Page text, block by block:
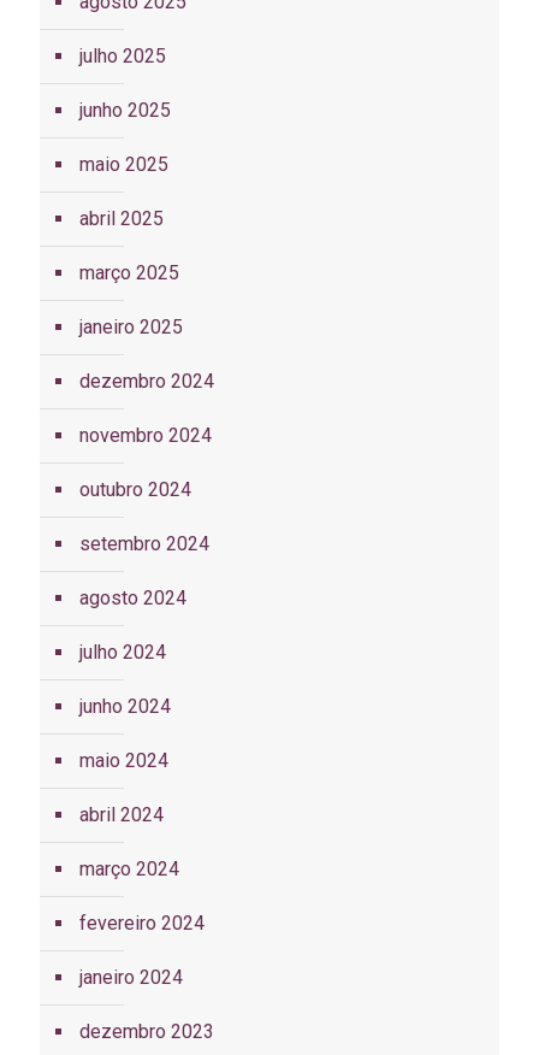
julho 2025
junho 2025
maio 2025
abril 2025
março 2025
janeiro 2025
dezembro 2024
novembro 2024
outubro 2024
setembro 2024
agosto 2024
julho 2024
junho 2024
maio 2024
abril 2024
março 2024
fevereiro 2024
janeiro 2024
dezembro 2023